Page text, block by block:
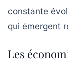
constante
qui émergent
Les